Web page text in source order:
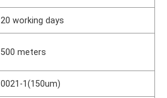
20 working days
500 meters
0021-1(150um)